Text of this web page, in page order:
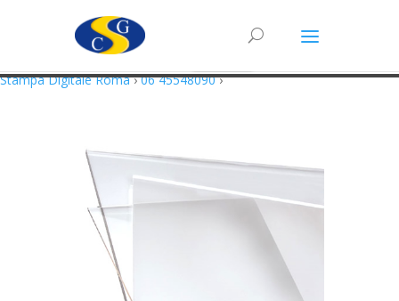
Stampa Digitale Roma›06 45548090›
Questo sito utilizza cookie in conformità alla policy e cookie che rientrano
nella responsabilità di terze parti. Proseguendo nella navigazione
acconsenti all’utilizzo di cookie.